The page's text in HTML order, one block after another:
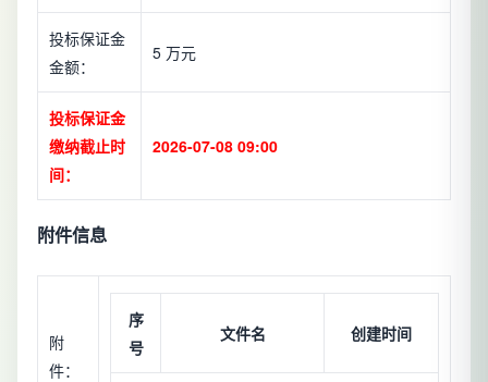
投标保证金
金额：
5 万元
投标保证金
缴纳截止时
间：
2026-07-08 09:00
附件信息
附
件：
序
号
文件名 创建时间